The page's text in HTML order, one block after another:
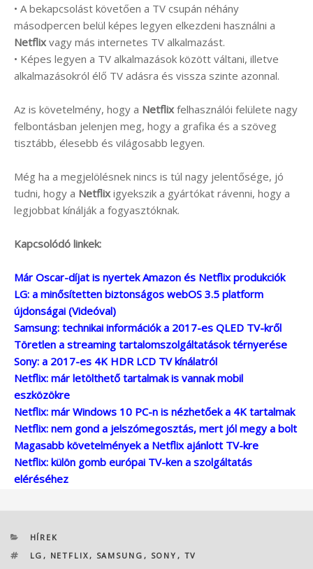
• A bekapcsolást követően a TV csupán néhány
másodpercen belül képes legyen elkezdeni használni a
Netflix vagy más internetes TV alkalmazást.
• Képes legyen a TV alkalmazások között váltani, illetve
alkalmazásokról élő TV adásra és vissza szinte azonnal.
Az is követelmény, hogy a Netflix felhasználói felülete nagy
felbontásban jelenjen meg, hogy a grafika és a szöveg
tisztább, élesebb és világosabb legyen.
Még ha a megjelölésnek nincs is túl nagy jelentősége, jó
tudni, hogy a Netflix igyekszik a gyártókat rávenni, hogy a
legjobbat kínálják a fogyasztóknak.
Kapcsolódó linkek:
Már Oscar-díjat is nyertek Amazon és Netflix produkciók
LG: a minősítetten biztonságos webOS 3.5 platform
újdonságai (Videóval)
Samsung: technikai információk a 2017-es QLED TV-kről
Töretlen a streaming tartalomszolgáltatások térnyerése
Sony: a 2017-es 4K HDR LCD TV kínálatról
Netflix: már letölthető tartalmak is vannak mobil
eszközökre
Netflix: már Windows 10 PC-n is nézhetőek a 4K tartalmak
Netflix: nem gond a jelszómegosztás, mert jól megy a bolt
Magasabb követelmények a Netflix ajánlott TV-kre
Netflix: külön gomb európai TV-ken a szolgáltatás
eléréséhez
KATEGÓRIÁK
HÍREK
CÍMKÉK
LG , NETFLIX , SAMSUNG , SONY , TV